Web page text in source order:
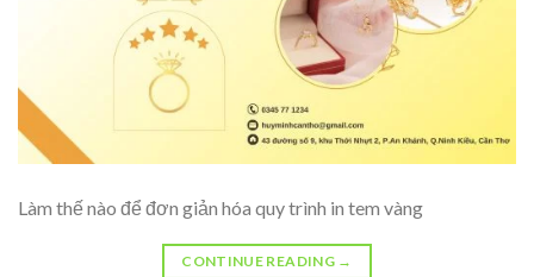
Làm thế nào để đơn giản hóa quy trình in tem vàng
CONTINUE READING →